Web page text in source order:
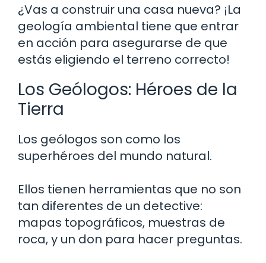
¿Vas a construir una casa nueva? ¡La
geología ambiental tiene que entrar
en acción para asegurarse de que
estás eligiendo el terreno correcto!
Los Geólogos: Héroes de la
Tierra
Los geólogos son como los
superhéroes del mundo natural.
Ellos tienen herramientas que no son
tan diferentes de un detective:
mapas topográficos, muestras de
roca, y un don para hacer preguntas.